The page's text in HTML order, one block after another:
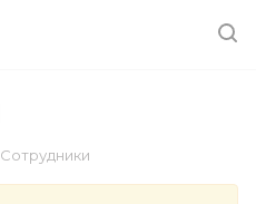
Сотрудники